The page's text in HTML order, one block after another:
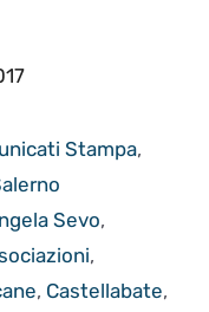
Stampa,
Sevo,
,
, Castellabate,